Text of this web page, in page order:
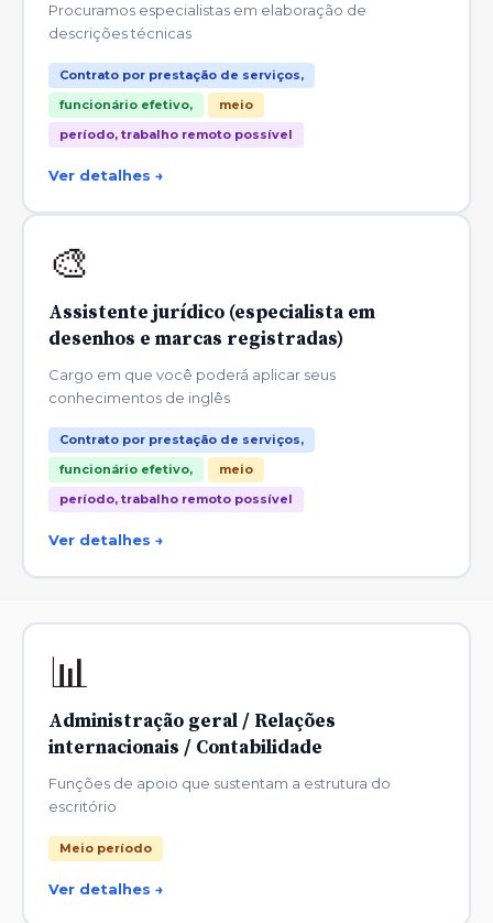
Procuramos especialistas em elaboração de
descrições técnicas
Contrato por prestação de serviços,
funcionário efetivo,
meio
período, trabalho remoto possível
Ver detalhes →
🎨
Assistente jurídico (especialista em
desenhos e marcas registradas)
Cargo em que você poderá aplicar seus
conhecimentos de inglês
Contrato por prestação de serviços,
funcionário efetivo,
meio
período, trabalho remoto possível
Ver detalhes →
📊
Administração geral / Relações
internacionais / Contabilidade
Funções de apoio que sustentam a estrutura do
escritório
Meio período
Ver detalhes →